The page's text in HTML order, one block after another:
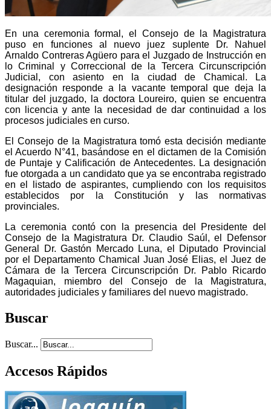
En una ceremonia formal, el Consejo de la Magistratura
puso en funciones al nuevo juez suplente Dr. Nahuel
Arnaldo Contreras Agüero para el Juzgado de Instrucción en
lo Criminal y Correccional de la Tercera Circunscripción
Judicial, con asiento en la ciudad de Chamical. La
designación responde a la vacante temporal que deja la
titular del juzgado, la doctora Loureiro, quien se encuentra
con licencia y ante la necesidad de dar continuidad a los
procesos judiciales en curso.
El Consejo de la Magistratura tomó esta decisión mediante
el Acuerdo N°41, basándose en el dictamen de la Comisión
de Puntaje y Calificación de Antecedentes. La designación
fue otorgada a un candidato que ya se encontraba registrado
en el listado de aspirantes, cumpliendo con los requisitos
establecidos por la Constitución y las normativas
provinciales.
La ceremonia contó con la presencia del Presidente del
Consejo de la Magistratura Dr. Claudio Saúl, el Defensor
General Dr. Gastón Mercado Luna, el Diputado Provincial
por el Departamento Chamical Juan José Elias, el Juez de
Cámara de la Tercera Circunscripción Dr. Pablo Ricardo
Magaquian, miembro del Consejo de la Magistratura,
autoridades judiciales y familiares del nuevo magistrado.
Buscar
Buscar...
Accesos Rápidos